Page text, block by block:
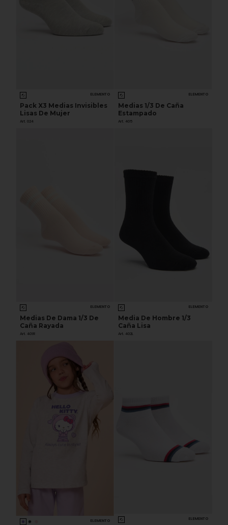
ELEMENTO
Pack X3 Medias Invisibles
Lisas De Mujer
Art. 024
ELEMENTO
Medias 1/3 De Caña
Estampado
Art. 405
ELEMENTO
Medias De Dama 1/3 De
Caña Rayada
Art. 401R
ELEMENTO
Media De Hombre 1/3
Caña Lisa
Art. 402L
ELEMENTO ELEMENTO